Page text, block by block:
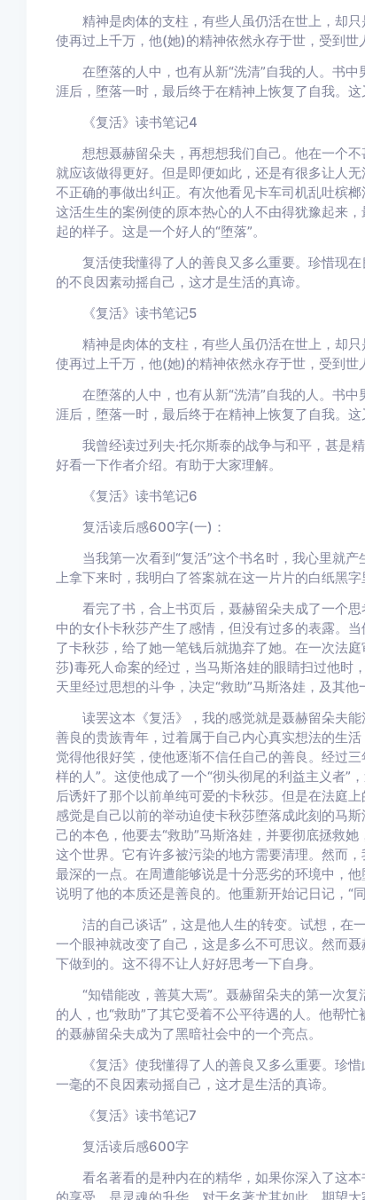
精神是肉体的支柱，有些人虽仍活在世上，却只
使再过上千万，他(她)的精神依然永存于世，受到世
在堕落的人中，也有从新“洗清”自我的人。书中
涯后，堕落一时，最后终于在精神上恢复了自我。这
《复活》读书笔记4
想想聂赫留朵夫，再想想我们自己。他在一个不
就应该做得更好。但是即便如此，还是有很多让人
不正确的事做出纠正。有次他看见卡车司机乱吐槟
这活生生的案例使的原本热心的人不由得犹豫起来
起的样子。这是一个好人的“堕落”。
复活使我懂得了人的善良又多么重要。珍惜现在
的不良因素动摇自己，这才是生活的真谛。
《复活》读书笔记5
精神是肉体的支柱，有些人虽仍活在世上，却只
使再过上千万，他(她)的精神依然永存于世，受到世
在堕落的人中，也有从新“洗清”自我的人。书中
涯后，堕落一时，最后终于在精神上恢复了自我。这
我曾经读过列夫·托尔斯泰的战争与和平，甚是
好看一下作者介绍。有助于大家理解。
《复活》读书笔记6
复活读后感600字(一)：
当我第一次看到“复活”这个书名时，我心里就产
上拿下来时，我明白了答案就在这一片片的白纸黑
看完了书，合上书页后，聂赫留朵夫成了一个思
中的女仆卡秋莎产生了感情，但没有过多的表露。
了卡秋莎，给了她一笔钱后就抛弃了她。在一次法
莎)毒死人命案的经过，当马斯洛娃的眼睛扫过他时
天里经过思想的斗争，决定“救助”马斯洛娃，及其
读罢这本《复活》，我的感觉就是聂赫留朵夫能
善良的贵族青年，过着属于自己内心真实想法的生
觉得他很好笑，使他逐渐不信任自己的善良。经过
样的人”。这使他成了一个“彻头彻尾的利益主义者”
后诱奸了那个以前单纯可爱的卡秋莎。但是在法庭
感觉是自己以前的举动迫使卡秋莎堕落成此刻的马
己的本色，他要去“救助”马斯洛娃，并要彻底拯救
这个世界。它有许多被污染的地方需要清理。然而
最深的一点。在周遭能够说是十分恶劣的环境中，
说明了他的本质还是善良的。他重新开始记日记，“
洁的自己谈话”，这是他人生的转变。试想，在
一个眼神就改变了自己，这是多么不可思议。然而
下做到的。这不得不让人好好思考一下自身。
“知错能改，善莫大焉”。聂赫留朵夫的第一次复
的人，也“救助”了其它受着不公平待遇的人。他帮
的聂赫留朵夫成为了黑暗社会中的一个亮点。
《复活》使我懂得了人的善良又多么重要。珍惜
一毫的不良因素动摇自己，这才是生活的真谛。
《复活》读书笔记7
复活读后感600字
看名著看的是种内在的精华，如果你深入了这本